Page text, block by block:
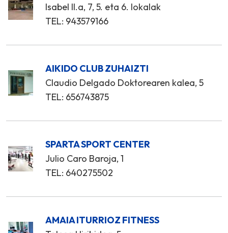
Isabel II.a, 7, 5. eta 6. lokalak
TEL: 943579166
AIKIDO CLUB ZUHAIZTI
Claudio Delgado Doktorearen kalea, 5
TEL: 656743875
SPARTA SPORT CENTER
Julio Caro Baroja, 1
TEL: 640275502
AMAIA ITURRIOZ FITNESS